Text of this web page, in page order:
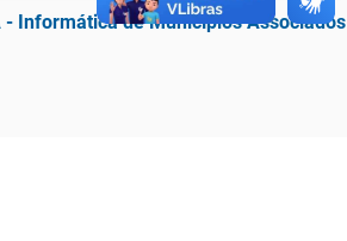
- Informática de Municípios Associados